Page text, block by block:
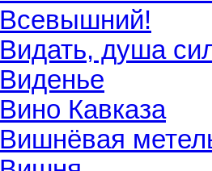
Всевышний!
Видать, душа
Виденье
Вино Кавказа
Вишнёвая